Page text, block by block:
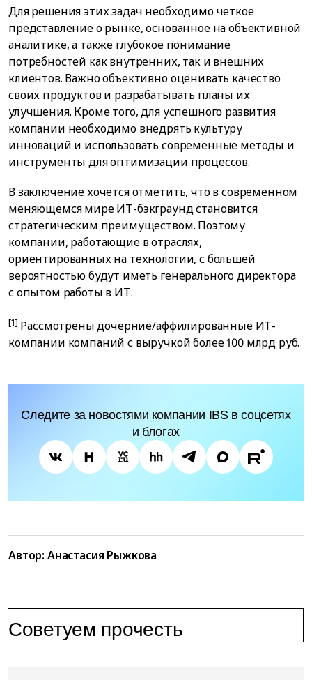
Для решения этих задач необходимо четкое
представление о рынке, основанное на объективной
аналитике, а также глубокое понимание
потребностей как внутренних, так и внешних
клиентов. Важно объективно оценивать качество
своих продуктов и разрабатывать планы их
улучшения. Кроме того, для успешного развития
компании необходимо внедрять культуру
инноваций и использовать современные методы и
инструменты для оптимизации процессов.
В заключение хочется отметить, что в современном
меняющемся мире ИТ-бэкграунд становится
стратегическим преимуществом. Поэтому
компании, работающие в отраслях,
ориентированных на технологии, с большей
вероятностью будут иметь генерального директора
с опытом работы в ИТ.
[1] Рассмотрены дочерние/аффилированные ИТ-
компании компаний с выручкой более 100 млрд руб.
Следите за новостями компании IBS в соцсетях
и блогах
Автор: Анастасия Рыжкова
Советуем прочесть